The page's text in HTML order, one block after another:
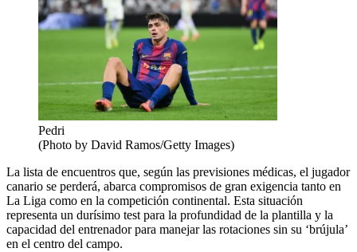
Pedri
(Photo by David Ramos/Getty Images)
La lista de encuentros que, según las previsiones médicas, el jugador
canario se perderá, abarca compromisos de gran exigencia tanto en
La Liga como en la competición continental. Esta situación
representa un durísimo test para la profundidad de la plantilla y la
capacidad del entrenador para manejar las rotaciones sin su ‘brújula’
en el centro del campo.